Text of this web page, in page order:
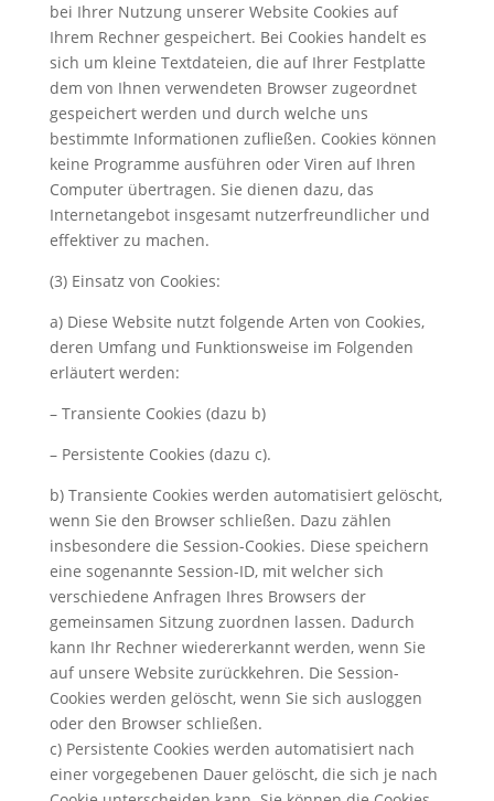
bei Ihrer Nutzung unserer Website Cookies auf
Ihrem Rechner gespeichert. Bei Cookies handelt es
sich um kleine Textdateien, die auf Ihrer Festplatte
dem von Ihnen verwendeten Browser zugeordnet
gespeichert werden und durch welche uns
bestimmte Informationen zufließen. Cookies können
keine Programme ausführen oder Viren auf Ihren
Computer übertragen. Sie dienen dazu, das
Internetangebot insgesamt nutzerfreundlicher und
effektiver zu machen.
(3) Einsatz von Cookies:
a) Diese Website nutzt folgende Arten von Cookies,
deren Umfang und Funktionsweise im Folgenden
erläutert werden:
– Transiente Cookies (dazu b)
– Persistente Cookies (dazu c).
b) Transiente Cookies werden automatisiert gelöscht,
wenn Sie den Browser schließen. Dazu zählen
insbesondere die Session-Cookies. Diese speichern
eine sogenannte Session-ID, mit welcher sich
verschiedene Anfragen Ihres Browsers der
gemeinsamen Sitzung zuordnen lassen. Dadurch
kann Ihr Rechner wiedererkannt werden, wenn Sie
auf unsere Website zurückkehren. Die Session-
Cookies werden gelöscht, wenn Sie sich ausloggen
oder den Browser schließen.
c) Persistente Cookies werden automatisiert nach
einer vorgegebenen Dauer gelöscht, die sich je nach